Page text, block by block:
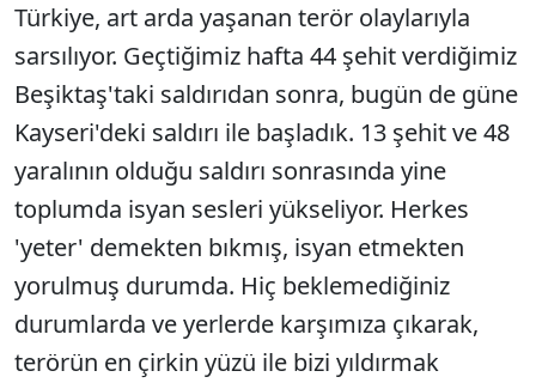
Türkiye, art arda yaşanan terör olaylarıyla
sarsılıyor. Geçtiğimiz hafta 44 şehit verdiğimiz
Beşiktaş'taki saldırıdan sonra, bugün de güne
Kayseri'deki saldırı ile başladık. 13 şehit ve 48
yaralının olduğu saldırı sonrasında yine
toplumda isyan sesleri yükseliyor. Herkes
'yeter' demekten bıkmış, isyan etmekten
yorulmuş durumda. Hiç beklemediğiniz
durumlarda ve yerlerde karşımıza çıkarak,
terörün en çirkin yüzü ile bizi yıldırmak